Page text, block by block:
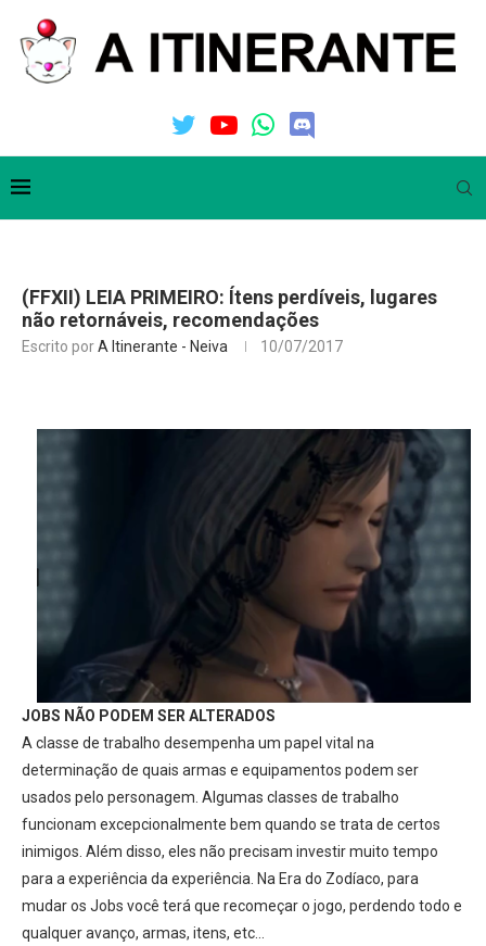
(FFXII) LEIA PRIMEIRO: Ítens perdíveis, lugares
não retornáveis, recomendações
Escrito porA Itinerante - Neiva 10/07/2017
JOBS NÃO PODEM SER ALTERADOS
A classe de trabalho desempenha um papel vital na
determinação de quais armas e equipamentos podem ser
usados pelo personagem. Algumas classes de trabalho
funcionam excepcionalmente bem quando se trata de certos
inimigos. Além disso, eles não precisam investir muito tempo
para a experiência da experiência. Na Era do Zodíaco, para
mudar os Jobs você terá que recomeçar o jogo, perdendo todo e
qualquer avanço, armas, itens, etc…